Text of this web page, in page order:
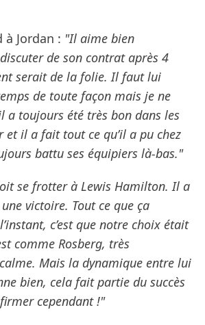
Jordan : "Il aime bien
de son contrat après 4
serait de la folie. Il faut lui
de toute façon mais je ne
a toujours été très bon dans les
et il a fait tout ce qu’il a pu chez
battu ses équipiers là-bas."
se frotter à Lewis Hamilton. Il a
victoire. Tout ce que ça
c’est que notre choix était
comme Rosberg, très
Mais la dynamique entre lui
bien, cela fait partie du succès
cependant !"